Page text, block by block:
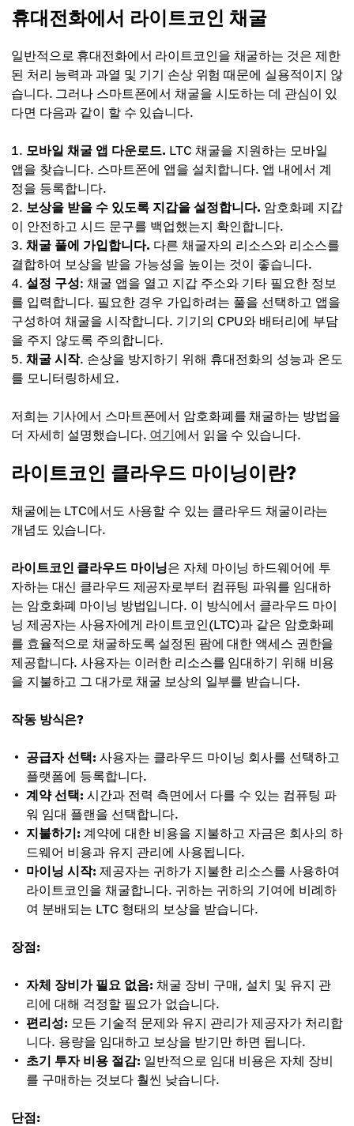
휴대전화에서 라이트코인 채굴
일반적으로 휴대전화에서 라이트코인을 채굴하는 것은 제한
된 처리 능력과 과열 및 기기 손상 위험 때문에 실용적이지 않
습니다. 그러나 스마트폰에서 채굴을 시도하는 데 관심이 있
다면 다음과 같이 할 수 있습니다.
모바일 채굴 앱 다운로드. LTC 채굴을 지원하는 모바일
앱을 찾습니다. 스마트폰에 앱을 설치합니다. 앱 내에서 계
정을 등록합니다.
보상을 받을 수 있도록 지갑을 설정합니다. 암호화폐 지갑
이 안전하고 시드 문구를 백업했는지 확인합니다.
채굴 풀에 가입합니다. 다른 채굴자의 리소스와 리소스를
결합하여 보상을 받을 가능성을 높이는 것이 좋습니다.
설정 구성: 채굴 앱을 열고 지갑 주소와 기타 필요한 정보
를 입력합니다. 필요한 경우 가입하려는 풀을 선택하고 앱을
구성하여 채굴을 시작합니다. 기기의 CPU와 배터리에 부담
을 주지 않도록 주의합니다.
채굴 시작. 손상을 방지하기 위해 휴대전화의 성능과 온도
를 모니터링하세요.
저희는 기사에서 스마트폰에서 암호화폐를 채굴하는 방법을
더 자세히 설명했습니다. 여기에서 읽을 수 있습니다.
라이트코인 클라우드 마이닝이란?
채굴에는 LTC에서도 사용할 수 있는 클라우드 채굴이라는
개념도 있습니다.
라이트코인 클라우드 마이닝은 자체 마이닝 하드웨어에 투
자하는 대신 클라우드 제공자로부터 컴퓨팅 파워를 임대하
는 암호화폐 마이닝 방법입니다. 이 방식에서 클라우드 마이
닝 제공자는 사용자에게 라이트코인(LTC)과 같은 암호화폐
를 효율적으로 채굴하도록 설정된 팜에 대한 액세스 권한을
제공합니다. 사용자는 이러한 리소스를 임대하기 위해 비용
을 지불하고 그 대가로 채굴 보상의 일부를 받습니다.
작동 방식은?
공급자 선택: 사용자는 클라우드 마이닝 회사를 선택하고
플랫폼에 등록합니다.
계약 선택: 시간과 전력 측면에서 다를 수 있는 컴퓨팅 파
워 임대 플랜을 선택합니다.
지불하기: 계약에 대한 비용을 지불하고 자금은 회사의 하
드웨어 비용과 유지 관리에 사용됩니다.
마이닝 시작: 제공자는 귀하가 지불한 리소스를 사용하여
라이트코인을 채굴합니다. 귀하는 귀하의 기여에 비례하
여 분배되는 LTC 형태의 보상을 받습니다.
장점:
자체 장비가 필요 없음: 채굴 장비 구매, 설치 및 유지 관
리에 대해 걱정할 필요가 없습니다.
편리성: 모든 기술적 문제와 유지 관리가 제공자가 처리합
니다. 용량을 임대하고 보상을 받기만 하면 됩니다.
초기 투자 비용 절감: 일반적으로 임대 비용은 자체 장비
를 구매하는 것보다 훨씬 낮습니다.
단점: